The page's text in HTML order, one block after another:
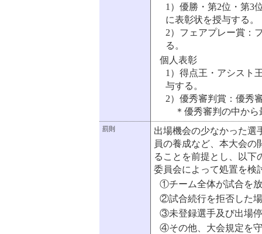
1）優勝・第2位・第3
に表彰状を授与する。
2）フェアプレー賞：
る。
個人表彰
1）得点王・アシスト
与する。
2）優秀審判賞：優秀
＊優秀審判の中から
罰則
出場機会の少なかった選
員の養成など、本大会
ることを前提とし、以下
委員会によって処置を検
①チーム全体が試合を
②試合続行を拒否した
③未登録選手及び出場
④その他、大会規定を